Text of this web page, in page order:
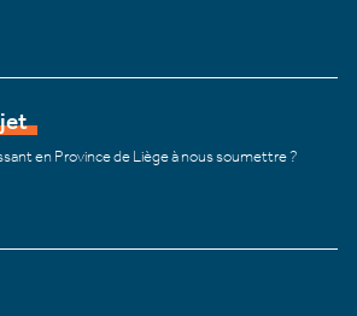
en Province de Liège à nous soumettre ?